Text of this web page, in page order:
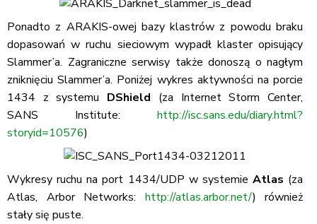
Ponadto z ARAKIS-owej bazy klastrów z powodu braku
dopasowań w ruchu sieciowym wypadł klaster opisujący
Slammer’a. Zagraniczne serwisy także donoszą o nagłym
zniknięciu Slammer’a. Poniżej wykres aktywności na porcie
1434 z systemu DShield (za Internet Storm Center,
SANS Institute: http://isc.sans.edu/diary.html?
storyid=10576)
Wykresy ruchu na port 1434/UDP w systemie Atlas (za
Atlas, Arbor Networks: http://atlas.arbor.net/) również
stały się puste.